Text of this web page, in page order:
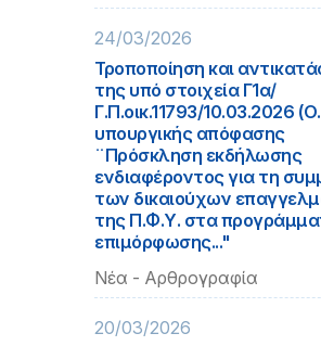
24/03/2026
Τροποποίηση και
της υπό στοιχεία Γ1α/
Γ.Π.οικ.11793/10.03.2026
υπουργικής απόφασης
¨Πρόσκληση εκδήλωσης
ενδιαφέροντος για τη
των δικαιούχων
της Π.Φ.Υ. στα
επιμόρφωσης..."
Νέα - Αρθρογραφία
20/03/2026